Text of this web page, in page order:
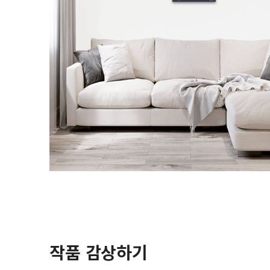
작품 감상하기